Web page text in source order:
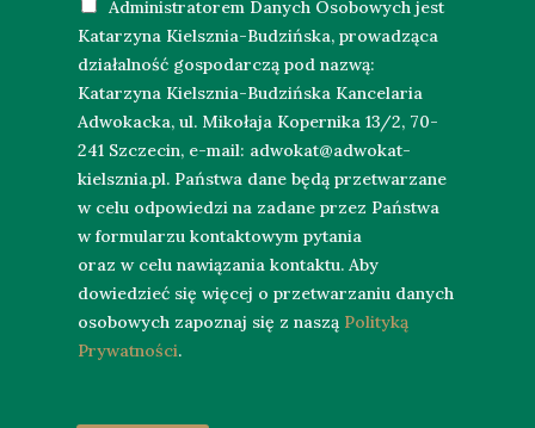
o
ś
ć
*
k
o
*
a
r
z
l
u
b
w
i
a
d
o
m
o
Administratorem Danych Osobowych jest
Katarzyna Kielsznia-Budzińska, prowadząca
działalność gospodarczą pod nazwą:
Katarzyna Kielsznia-Budzińska Kancelaria
Adwokacka, ul. Mikołaja Kopernika 13/2, 70-
241 Szczecin, e-mail: adwokat@adwokat-
kielsznia.pl. Państwa dane będą przetwarzane
w celu odpowiedzi na zadane przez Państwa
w formularzu kontaktowym pytania
oraz w celu nawiązania kontaktu. Aby
dowiedzieć się więcej o przetwarzaniu danych
osobowych zapoznaj się z naszą Polityką
Prywatności.